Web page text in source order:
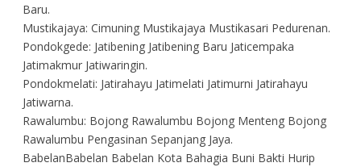
Baru.
Mustikajaya: Cimuning Mustikajaya Mustikasari Pedurenan.
Pondokgede: Jatibening Jatibening Baru Jaticempaka
Jatimakmur Jatiwaringin.
Pondokmelati: Jatirahayu Jatimelati Jatimurni Jatirahayu
Jatiwarna.
Rawalumbu: Bojong Rawalumbu Bojong Menteng Bojong
Rawalumbu Pengasinan Sepanjang Jaya.
BabelanBabelan Babelan Kota Bahagia Buni Bakti Hurip